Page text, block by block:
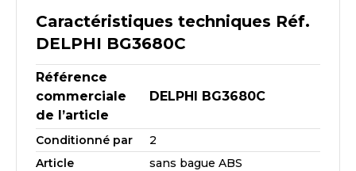
Caractéristiques techniques Réf.
DELPHI BG3680C
Référence
commerciale
de l’article
DELPHI BG3680C
Conditionné par
2
Article
sans bague ABS